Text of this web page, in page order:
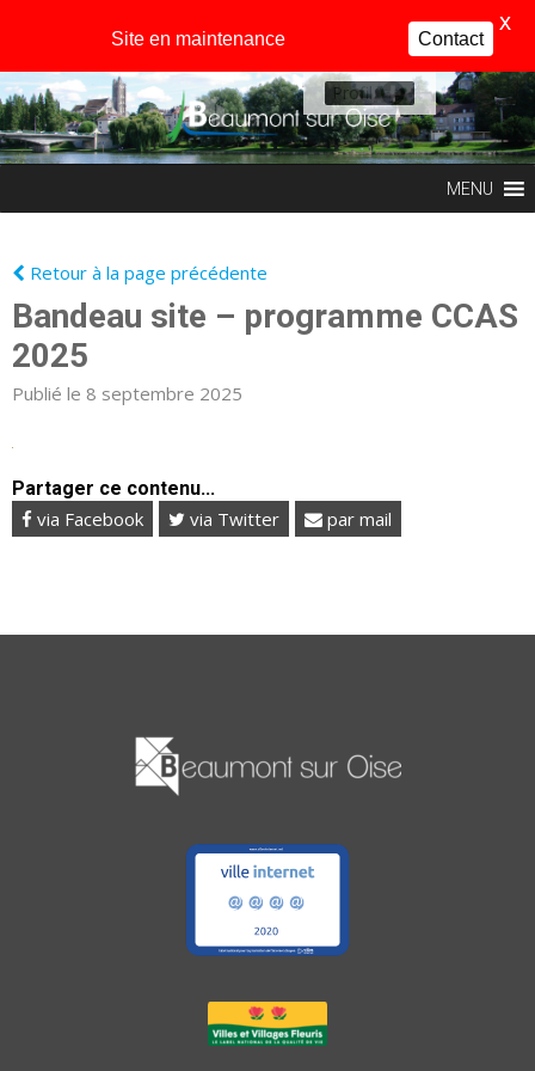
Profil
MENU
Retour à la page précédente
Bandeau site – programme CCAS
2025
Publié le 8 septembre 2025
Partager ce contenu...
via Facebook via Twitter par mail
Site en maintenance Contact
X